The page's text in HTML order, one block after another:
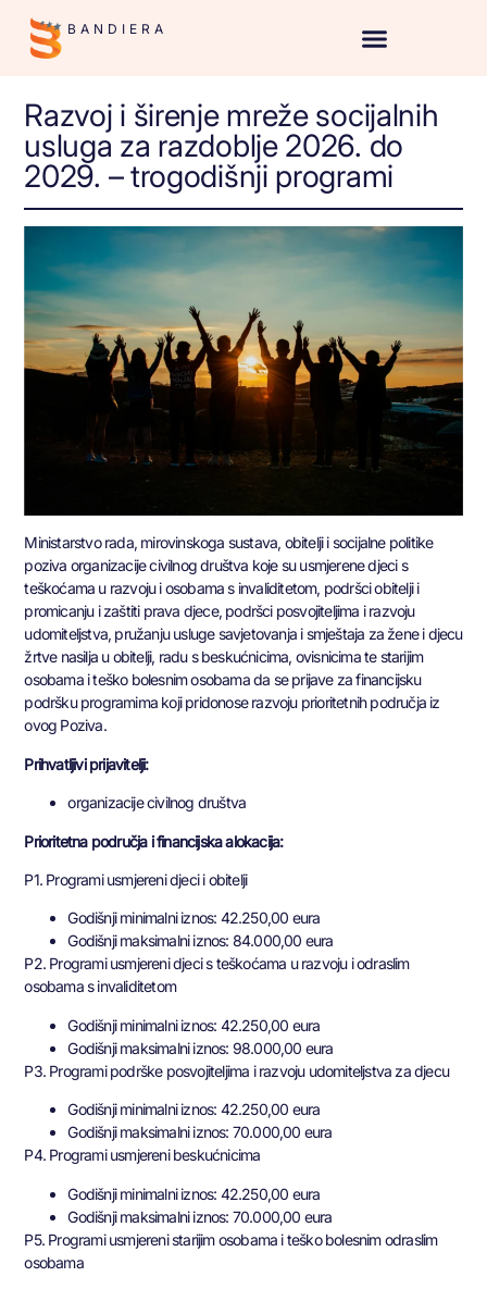
BANDIERA
Razvoj i širenje mreže socijalnih
usluga za razdoblje 2026. do
2029. – trogodišnji programi
Ministarstvo rada, mirovinskoga sustava, obitelji i socijalne politike
poziva organizacije civilnog društva koje su usmjerene djeci s
teškoćama u razvoju i osobama s invaliditetom, podršci obitelji i
promicanju i zaštiti prava djece, podršci posvojiteljima i razvoju
udomiteljstva, pružanju usluge savjetovanja i smještaja za žene i djecu
žrtve nasilja u obitelji, radu s beskućnicima, ovisnicima te starijim
osobama i teško bolesnim osobama da se prijave za financijsku
podršku programima koji pridonose razvoju prioritetnih područja iz
ovog Poziva.
Prihvatljivi prijavitelji:
organizacije civilnog društva
Prioritetna područja i financijska alokacija:
P1. Programi usmjereni djeci i obitelji
Godišnji minimalni iznos: 42.250,00 eura
Godišnji maksimalni iznos: 84.000,00 eura
P2. Programi usmjereni djeci s teškoćama u razvoju i odraslim
osobama s invaliditetom
Godišnji minimalni iznos: 42.250,00 eura
Godišnji maksimalni iznos: 98.000,00 eura
P3. Programi podrške posvojiteljima i razvoju udomiteljstva za djecu
Godišnji minimalni iznos: 42.250,00 eura
Godišnji maksimalni iznos: 70.000,00 eura
P4. Programi usmjereni beskućnicima
Godišnji minimalni iznos: 42.250,00 eura
Godišnji maksimalni iznos: 70.000,00 eura
P5. Programi usmjereni starijim osobama i teško bolesnim odraslim
osobama